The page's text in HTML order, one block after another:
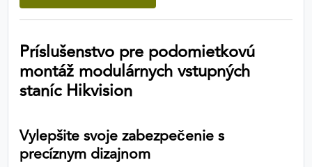
Príslušenstvo pre podomietkovú
montáž modulárnych vstupných
staníc Hikvision
Vylepšite svoje zabezpečenie s
precíznym dizajnom
výkon a funkčnosť našich stránok.
Google Analytics
Poskytovateľ: Google
MARKETINGOVÉ COOKIES
Marketingové cookies sa používajú na sledovanie